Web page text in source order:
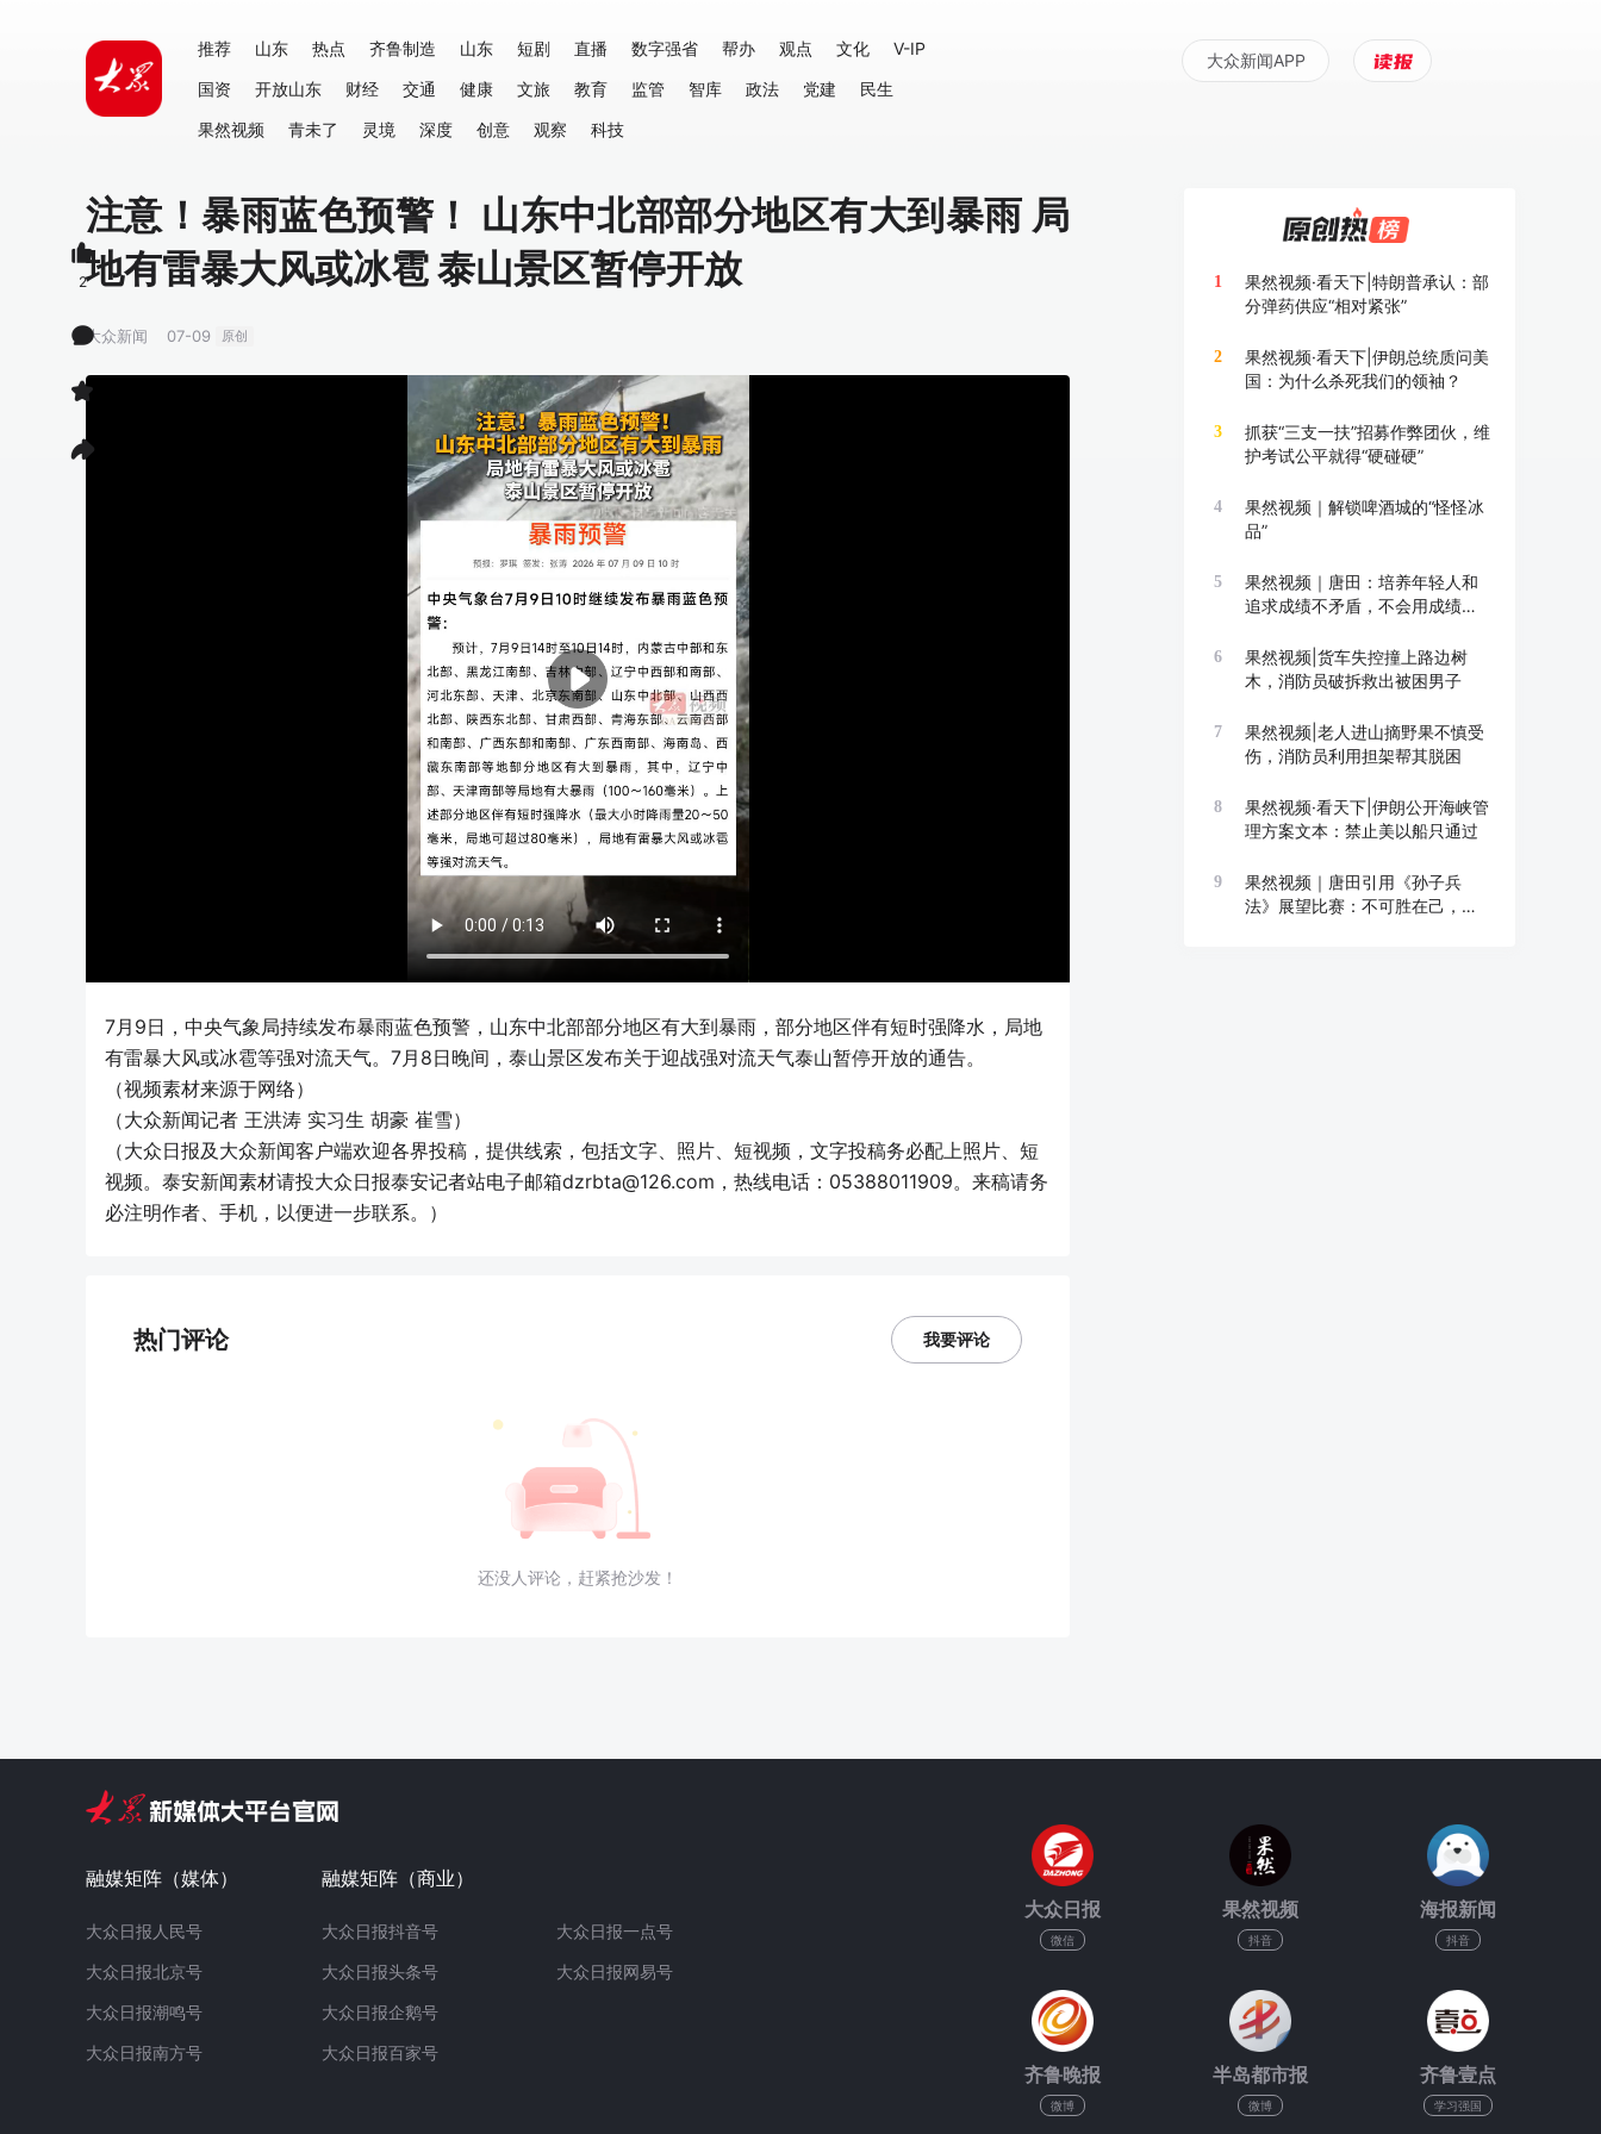
推荐 山东 热点 齐鲁制造 山东 短剧 直播 数字强省 帮办 观点 文化
V-IP
国资
开放山东 财经 交通 健康 文旅 教育 监管 智库 政法 党建
民生
果然视频
青未了 灵境 深度 创意 观察 科技
大众新闻APP
注意！暴雨蓝色预警！ 山东中北部部分地区有大到暴雨 局
地有雷暴大风或冰雹 泰山景区暂停开放
大众新闻 07-09 原创
7月9日，中央气象局持续发布暴雨蓝色预警，山东中北部部分地区有大到暴雨，部分地区伴有短时强降水，局地
有雷暴大风或冰雹等强对流天气。7月8日晚间，泰山景区发布关于迎战强对流天气泰山暂停开放的通告。
（视频素材来源于网络）
（大众新闻记者 王洪涛 实习生 胡豪 崔雪）
（大众日报及大众新闻客户端欢迎各界投稿，提供线索，包括文字、照片、短视频，文字投稿务必配上照片、短
视频。泰安新闻素材请投大众日报泰安记者站电子邮箱dzrbta@126.com，热线电话：05388011909。来稿请务
必注明作者、手机，以便进一步联系。）
热门评论 我要评论
还没人评论，赶紧抢沙发！
2 1
果然视频·看天下|特朗普承认：部
分弹药供应“相对紧张”
2
果然视频·看天下|伊朗总统质问美
国：为什么杀死我们的领袖？
3
抓获“三支一扶”招募作弊团伙，维
护考试公平就得“硬碰硬”
4
果然视频｜解锁啤酒城的“怪怪冰
品”
5
果然视频｜唐田：培养年轻人和
追求成绩不矛盾，不会用成绩换
6
果然视频|货车失控撞上路边树
木，消防员破拆救出被困男子
7
果然视频|老人进山摘野果不慎受
伤，消防员利用担架帮其脱困
8
果然视频·看天下|伊朗公开海峡管
理方案文本：禁止美以船只通过
9
果然视频｜唐田引用《孙子兵
法》展望比赛：不可胜在己，可
融媒矩阵（媒体）
大众日报人民号
大众日报北京号
大众日报潮鸣号
大众日报南方号
融媒矩阵（商业）
大众日报抖音号
大众日报头条号
大众日报企鹅号
大众日报百家号
大众日报一点号
大众日报网易号
大众日报
微信
果然视频
抖音
海报新闻
抖音
齐鲁晚报
微博
半岛都市报
微博
齐鲁壹点
学习强国